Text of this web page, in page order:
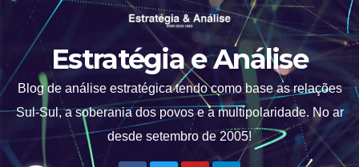
Estratégia e Análise
Blog de análise estratégica tendo como base as relações
Sul-Sul, a soberania dos povos e a multipolaridade. No ar
desde setembro de 2005!